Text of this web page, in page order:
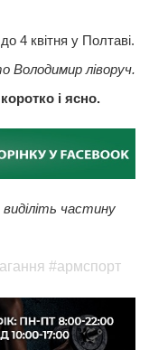
4 квітня у Полтаві.
Володимир ліворуч.
і ясно.
частину
#армспорт